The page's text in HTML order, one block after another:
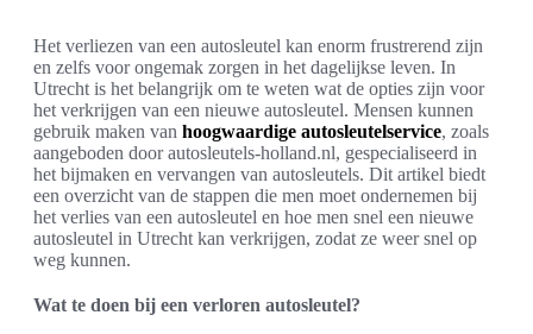
Het verliezen van een autosleutel kan enorm frustrerend zijn
en zelfs voor ongemak zorgen in het dagelijkse leven. In
Utrecht is het belangrijk om te weten wat de opties zijn voor
het verkrijgen van een nieuwe autosleutel. Mensen kunnen
gebruik maken van hoogwaardige autosleutelservice, zoals
aangeboden door autosleutels-holland.nl, gespecialiseerd in
het bijmaken en vervangen van autosleutels. Dit artikel biedt
een overzicht van de stappen die men moet ondernemen bij
het verlies van een autosleutel en hoe men snel een nieuwe
autosleutel in Utrecht kan verkrijgen, zodat ze weer snel op
weg kunnen.
Wat te doen bij een verloren autosleutel?